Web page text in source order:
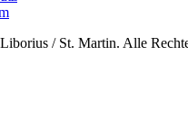
/ St. Martin. Alle